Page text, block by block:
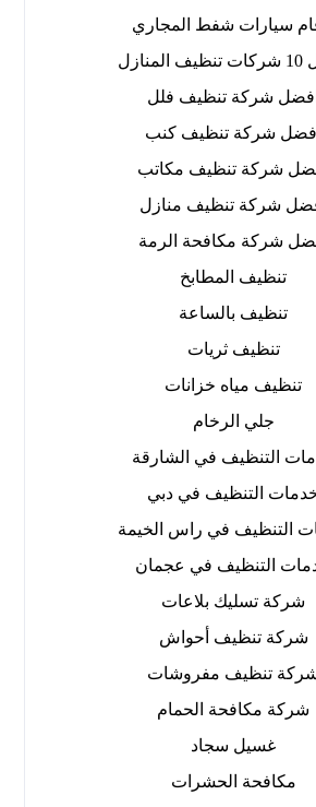
سيارات شفط المجاري
افضل شركة تنظيف فلل
افضل شركة تنظيف كنب
شركة تنظيف مكاتب
شركة تنظيف منازل
شركة مكافحة الرمة
تنظيف المطابخ
تنظيف بالساعة
تنظيف ثريات
تنظيف مياه خزانات
جلي الرخام
التنظيف في الشارقة
التنظيف في دبي
التنظيف في راس الخيمة
التنظيف في عجمان
شركة تسليك بلاعات
شركة تنظيف أحواش
تنظيف مفروشات
شركة مكافحة الحمام
غسيل سجاد
مكافحة الحشرات